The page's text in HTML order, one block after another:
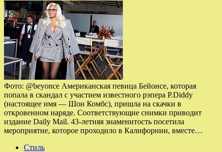
Фото: @beyonce Американская певица Бейонсе, которая
попала в скандал с участием известного рэпера P.Diddy
(настоящее имя — Шон Комбс), пришла на скачки в
откровенном наряде. Соответствующие снимки приводит
издание Daily Mail. 43-летняя знаменитость посетила
мероприятие, которое проходило в Калифорнии, вместе…
Стиль